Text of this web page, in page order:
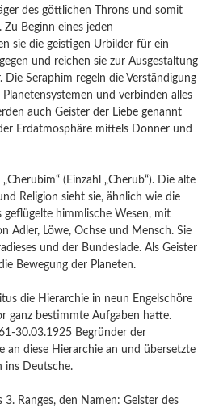
des göttlichen Throns und somit
Beginn eines jeden
sie die geistigen Urbilder für ein
und reichen sie zur Ausgestaltung
Die Seraphim regeln die Verständigung
und verbinden alles
auch Geister der Liebe genannt
Erdatmosphäre mittels Donner und
(Einzahl „Cherub“). Die alte
Religion sieht sie, ähnlich wie die
geflügelte himmlische Wesen, mit
Adler, Löwe, Ochse und Mensch. Sie
und der Bundeslade. Als Geister
Bewegung der Planeten.
die Hierarchie in neun Engelschöre
ganz bestimmte Aufgaben hatte.
30.03.1925 Begründer der
an diese Hierarchie an und übersetzte
ins Deutsche.
3. Ranges, den Namen: Geister des